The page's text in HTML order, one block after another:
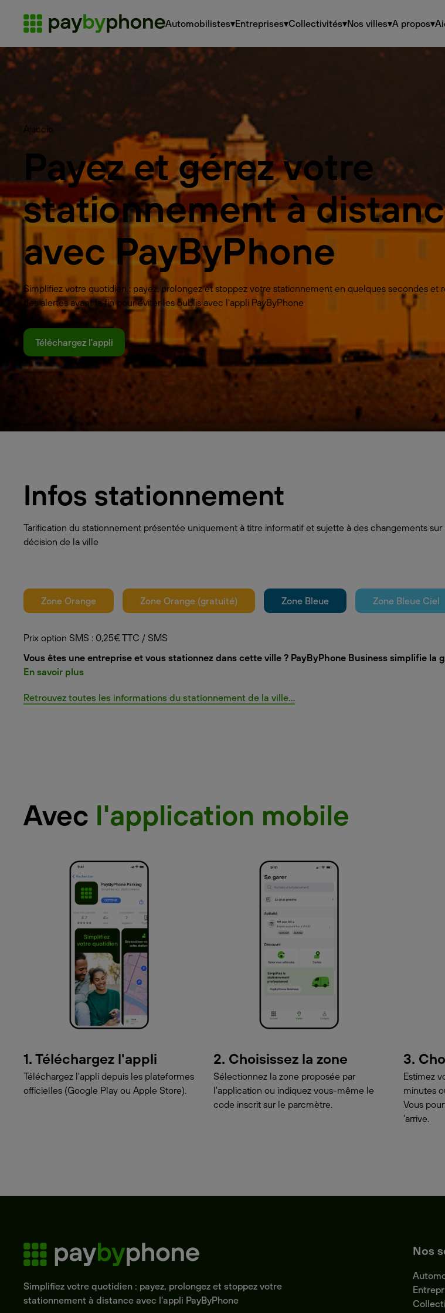
Automobilistes▾Entreprises▾Collectivités▾Nos villes▾A propos▾
Ajaccio
Payez et gérez votre
stationnement à
avec PayByPhone
Simplifiez votre quotidien : payez, prolongez et stoppez votre stationnement en quelques secondes et
des alertes avant la fin pour éviter les oublis avec l'appli PayByPhone
Téléchargez l'appli
Infos stationnement
Tarification du stationnement présentée uniquement à titre informatif et sujette à des changements sur
décision de la ville
Zone Orange Zone Orange (gratuité) Zone Bleue Zone Bleue Ciel
Prix option SMS : 0,25€ TTC / SMS
Vous êtes une entreprise et vous stationnez dans cette ville ? PayByPhone Business simplifie la
En savoir plus
Retrouvez toutes les informations du stationnement de la ville...
Avec l'application mobile
1. Téléchargez l'appli
Téléchargez l'appli depuis les plateformes
officielles (Google Play ou Apple Store).
2. Choisissez la zone
Sélectionnez la zone proposée par
l'application ou indiquez vous-même le
code inscrit sur le parcmètre.
3.
Estimez
minutes
Vous
'arrive.
Simplifiez votre quotidien : payez, prolongez et stoppez votre
stationnement à distance avec l'appli PayByPhone
Nos